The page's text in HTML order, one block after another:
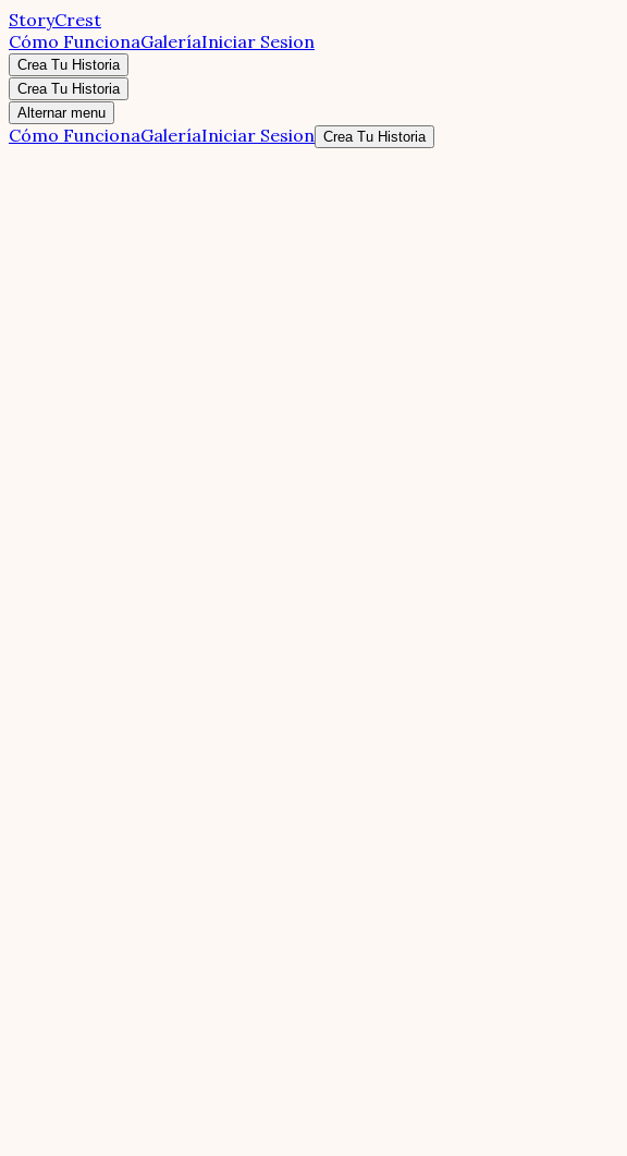
StoryCrest
Cómo FuncionaGaleríaIniciar Sesion
Crea Tu Historia
Crea Tu Historia
Alternar menu
Cómo FuncionaGaleríaIniciar Sesion Crea Tu Historia